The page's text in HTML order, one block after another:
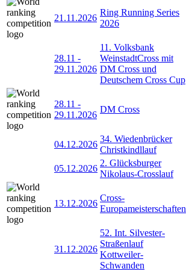
21.11.2026
Ring Running Series
2026
28.11 -
29.11.2026
11. Volksbank
WeinstadtCross mit
DM Cross und
Deutschem Cross Cup
28.11 -
29.11.2026
DM Cross
04.12.2026
34. Wiedenbrücker
Christkindllauf
05.12.2026
2. Glücksburger
Nikolaus-Crosslauf
13.12.2026
Cross-
Europameisterschaften
31.12.2026
52. Int. Silvester-
Straßenlauf
Kottweiler-
Schwanden